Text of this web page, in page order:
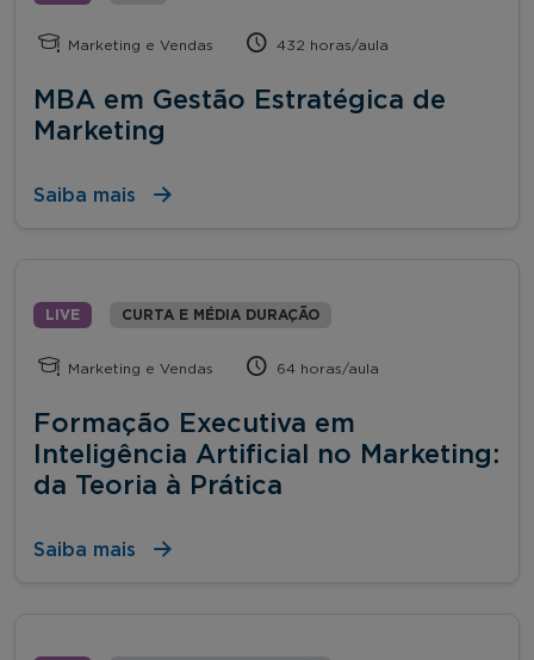
Marketing e Vendas 432 horas/aula
MBA em Gestão Estratégica de
Marketing
Saiba mais
LIVE CURTA E MÉDIA DURAÇÃO
Marketing e Vendas 64 horas/aula
Formação Executiva em
Inteligência Artificial no Marketing:
da Teoria à Prática
Saiba mais